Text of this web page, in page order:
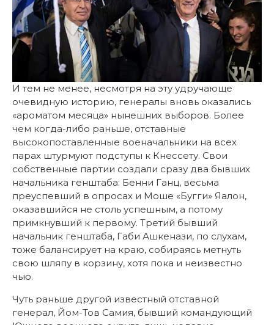
И тем не менее, несмотря на эту удручающе
очевидную историю, генералы вновь оказались
«ароматом месяца» нынешних выборов. Более
чем когда-либо раньше, отставные
высокопоставленные военачальники на всех
парах штурмуют подступы к Кнессету. Свои
собственные партии создали сразу два бывших
начальника генштаба: Бенни Ганц, весьма
преуспевший в опросах и Моше «Бугги» Яалон,
оказавшийся не столь успешным, а потому
примкнувший к первому. Третий бывший
начальник генштаба, Габи Ашкенази, по слухам,
тоже балансирует на краю, собираясь метнуть
свою шляпу в корзину, хотя пока и неизвестно
чью.
Чуть раньше другой известный отставной
генерал, Йом-Тов Самия, бывший командующий